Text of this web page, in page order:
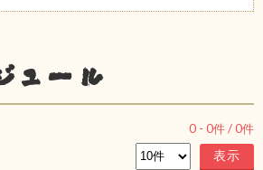
ュール
0 - 0件 /0件